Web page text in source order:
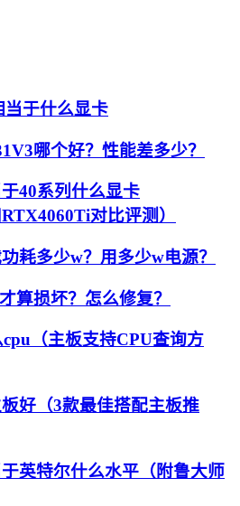
当于什么显卡
哪个好？性能差多少？
40系列什么显卡
对比评测）
耗多少w？用多少w电源？
算损坏？怎么修复？
（主板支持CPU查询方
好（3款最佳搭配主板推
英特尔什么水平（附鲁大师